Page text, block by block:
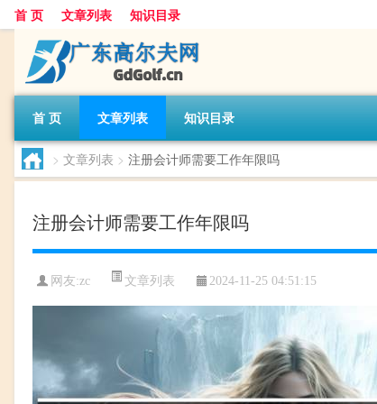
首 页 文章列表 知识目录
首 页 文章列表 知识目录
> 文章列表 > 注册会计师需要工作年限吗
注册会计师需要工作年限吗
网友:zc 文章列表 2024-11-25 04:51:15